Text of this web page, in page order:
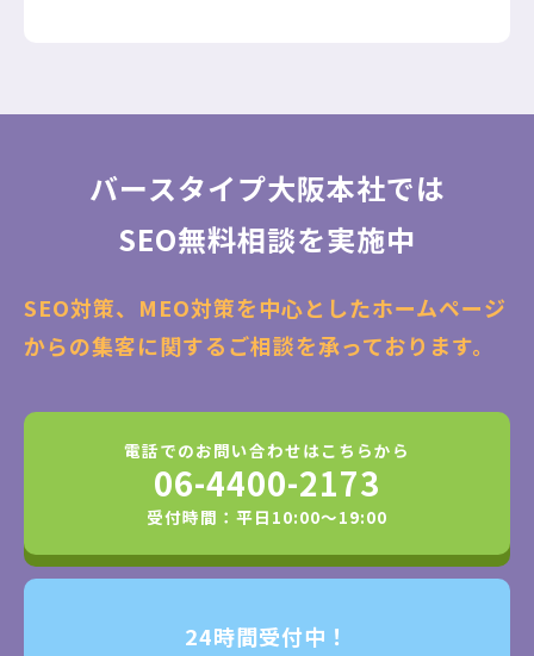
バースタイプ大阪本社では
SEO無料相談を実施中
SEO対策、MEO対策を中心としたホームページ
からの集客に関するご相談を承っております。
電話でのお問い合わせはこちらから
06-4400-2173
受付時間：平日10:00～19:00
24時間受付中！